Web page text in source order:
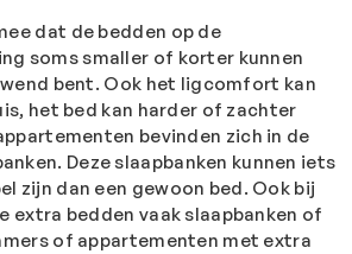
dat de bedden op de
soms smaller of korter kunnen
bent. Ook het ligcomfort kan
het bed kan harder of zachter
bevinden zich in de
Deze slaapbanken kunnen iets
zijn dan een gewoon bed. Ook bij
extra bedden vaak slaapbanken of
of appartementen met extra